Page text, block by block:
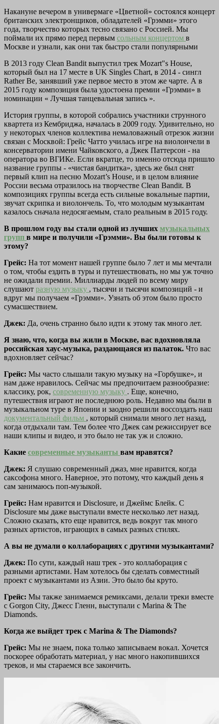
Накануне вечером в универмаге «Цветной» состоялся концерт
британских электронщиков, обладателей «Грэмми» этого
года, творчество которых тесно связано с Россией. Мы
поймали их прямо перед первым сольным концертом в
Москве и узнали, как они так быстро стали популярными
В 2013 году Clean Bandit выпустил трек Mozart"s House,
который был на 17 месте в UK Singles Chart, в 2014 - сингл
Rather Be, занявший уже первое место в этом же чарте. А в
2015 году композиция была удостоена премии «Грэмми» в
номинации « Лучшая танцевальная запись ».
История группы, в которой собрались участники струнного
квартета из Кембриджа, началась в 2009 году. Удивительно, но
у некоторых членов коллектива немаловажный отрезок жизни
связан с Москвой: Грейс Чатто училась игре на виолончели в
консерватории имени Чайковского, а Джек Паттерсон - на
оператора во ВГИКе. Если вкратце, то именно отсюда пришло
название группы - «чистая бандитка», здесь же был снят
первый клип на песню Mozart’s House, и в целом влияние
России весьма отразилось на творчестве Clean Bandit. В
композициях группы всегда есть сильные вокальные партии,
звучат скрипка и виолончель. То, что молодым музыкантам
казалось сначала недосягаемым, стало реальным в 2015 году.
В прошлом году вы стали одной из лучших музыкальных
групп в мире и получили «Грэмми». Вы были готовы к
этому?
Грейс: На тот момент нашей группе было 7 лет и мы мечтали
о том, чтобы ездить в туры и путешествовать, но мы уж точно
не ожидали премии. Миллиарды людей по всему миру
слушают разную музыку , тысячи и тысячи композиций - и
вдруг мы получаем «Грэмми». Узнать об этом было просто
сумасшествием.
Джек: Да, очень странно было идти к этому так много лет.
Я знаю, что, когда вы жили в Москве, вас вдохновляла
российская хаус-музыка, раздающаяся из палаток. Что вас
вдохновляет сейчас?
Грейс: Мы часто слышали такую музыку на «Горбушке», и
нам даже нравилось. Сейчас мы предпочитаем разнообразие:
классику, рок, современную музыку . Еще, конечно,
путешествия играют не последнюю роль. Недавно мы были в
музыкальном туре в Японии и заодно решили воссоздать наш
документальный фильм , который снимали много лет назад,
когда отдыхали там. Тем более что Джек сам режиссирует все
наши клипы и видео, и это было не так уж и сложно.
Какие современные музыканты вам нравятся?
Джек: Я слушаю современный джаз, мне нравится, когда
саксофона много. Наверное, это потому, что каждый день я
сам занимаюсь поп-музыкой.
Грейс: Нам нравится и Disclosure, и Джеймс Блейк. С
Disclosure мы даже выступали вместе несколько лет назад.
Сложно сказать, кто еще нравится, ведь вокруг так много
разных артистов, играющих в самых разных стилях.
А вы не думали о коллаборациях с другими музыкантами?
Джек: По сути, каждый наш трек - это коллаборация с
разными артистами. Нам хотелось бы сделать совместный
проект с музыкантами из Азии. Это было бы круто.
Грейс: Мы также занимаемся ремиксами, делали треки вместе
с Gorgon City, Джесс Гленн, выступали с Marina & The
Diamonds.
Когда же выйдет трек с Marina & The Diamonds?
Грейс: Мы не знаем, пока только записываем вокал. Хочется
поскорее обработать материал, у нас много накопившихся
треков, и мы стараемся все закончить.